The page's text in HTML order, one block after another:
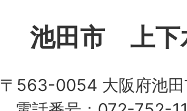
池田市 上下
〒563-0054 大阪府池